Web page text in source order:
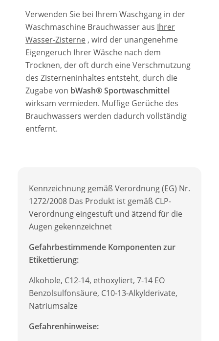
Verwenden Sie bei Ihrem Waschgang in der
Waschmaschine Brauchwasser aus Ihrer
Wasser-Zisterne , wird der unangenehme
Eigengeruch Ihrer Wäsche nach dem
Trocknen, der oft durch eine Verschmutzung
des Zisterneninhaltes entsteht, durch die
Zugabe von bWash®Sportwaschmittel
wirksam vermieden. Muffige Gerüche des
Brauchwassers werden dadurch vollständig
entfernt.
Kennzeichnung gemäß Verordnung (EG) Nr.
1272/2008 Das Produkt ist gemäß CLP-
Verordnung eingestuft und ätzend für die
Augen gekennzeichnet
Gefahrbestimmende Komponenten zur
Etikettierung:
Alkohole, C12-14, ethoxyliert, 7-14 EO
Benzolsulfonsäure, C10-13-Alkylderivate,
Natriumsalze
Gefahrenhinweise: